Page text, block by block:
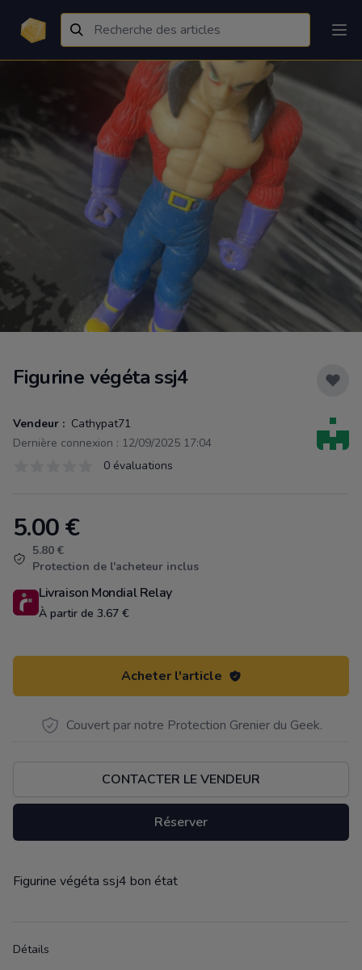
Figurine végéta ssj4
Vendeur : Cathypat71
Dernière connexion : 12/09/2025 17:04
0 évaluations
Product information
5.00€
5.80 €
Protection de l'acheteur inclus
Livraison Mondial Relay
À partir de 3.67 €
Acheter l'article
Couvert par notre Protection Grenier du Geek.
CONTACTER LE VENDEUR
Réserver
Description
Figurine végéta ssj4 bon état
Détails